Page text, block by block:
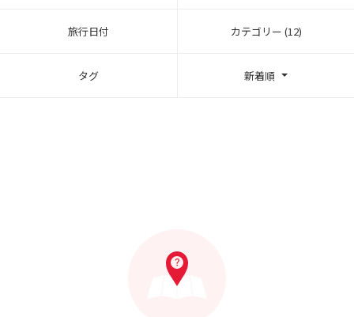
旅行日付 カテゴリー (12)
タグ 新着順